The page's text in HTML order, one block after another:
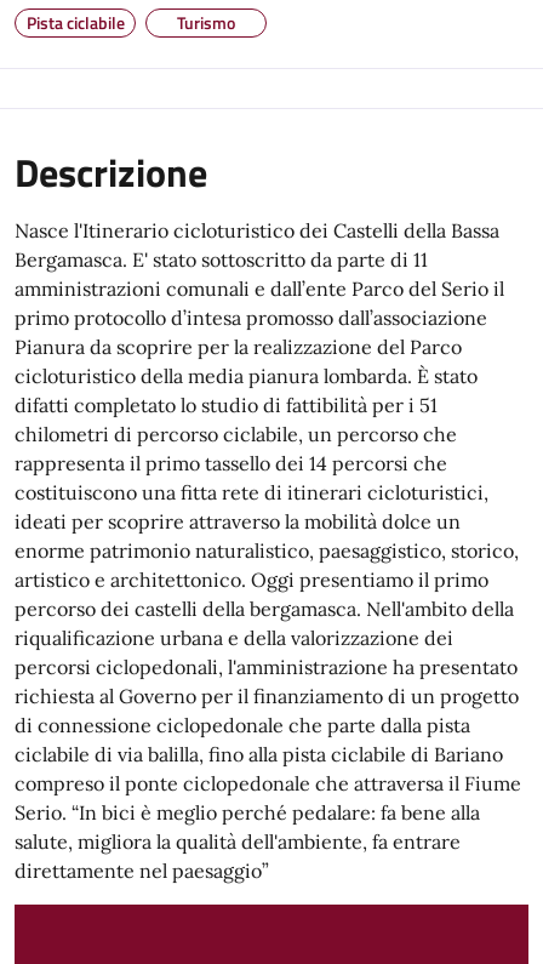
Pista ciclabile Turismo
Descrizione
Nasce l'Itinerario cicloturistico dei Castelli della Bassa
Bergamasca. E' stato sottoscritto da parte di 11
amministrazioni comunali e dall’ente Parco del Serio il
primo protocollo d’intesa promosso dall’associazione
Pianura da scoprire per la realizzazione del Parco
cicloturistico della media pianura lombarda. È stato
difatti completato lo studio di fattibilità per i 51
chilometri di percorso ciclabile, un percorso che
rappresenta il primo tassello dei 14 percorsi che
costituiscono una fitta rete di itinerari cicloturistici,
ideati per scoprire attraverso la mobilità dolce un
enorme patrimonio naturalistico, paesaggistico, storico,
artistico e architettonico. Oggi presentiamo il primo
percorso dei castelli della bergamasca. Nell'ambito della
riqualificazione urbana e della valorizzazione dei
percorsi ciclopedonali, l'amministrazione ha presentato
richiesta al Governo per il finanziamento di un progetto
di connessione ciclopedonale che parte dalla pista
ciclabile di via balilla, fino alla pista ciclabile di Bariano
compreso il ponte ciclopedonale che attraversa il Fiume
Serio. “In bici è meglio perché pedalare: fa bene alla
salute, migliora la qualità dell'ambiente, fa entrare
direttamente nel paesaggio”